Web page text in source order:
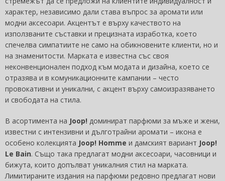
характер, независимо дали става въпрос за аромати или
модни аксесоари. Акцентът е върху качеството на
използваните съставки и прецизната изработка, което
спечелва симпатиите не само на обикновените клиенти, но и
на знаменитости. Марката е известна със своя
неконвенционален подход към модата и дизайна, което се
отразява и в комуникационните кампании – често
провокативни и уникални, с акцент върху самоизразяването
и свободата на стила.
В асортимента на Joop! доминират парфюми за мъже и жени,
известни с интензивни и дълготрайни аромати – икона е
особено колекцията Joop! Homme и дамският вариант Joop!
Le Bain. Също така предлагат модни аксесоари, часовници и
бижута, които допълват уникалния стил на марката.
Лимитираните издания на парфюми редовно предлагат нови